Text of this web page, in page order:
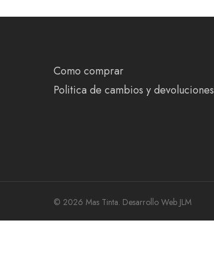
Como comprar
Politica de cambios y devoluciones
© 2026 Mas Tinta. Desarrollo Web JLM